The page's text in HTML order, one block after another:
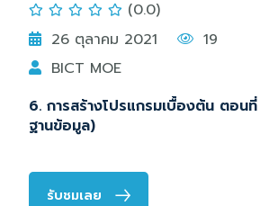
(0.0)
26 ตุลาคม 2021
19
BICT MOE
6. การสร้างโปรแกรมเบื้องต้น ตอน
ฐานข้อมูล)
รับชมเลย